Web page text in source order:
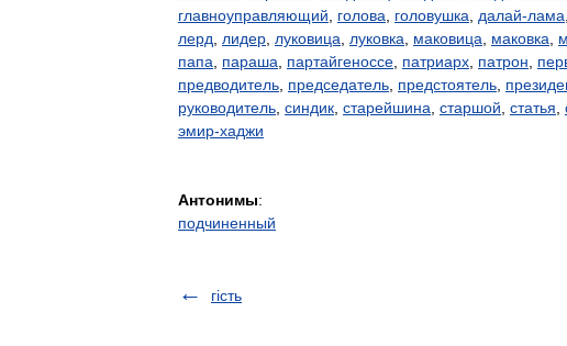
главноуправляющий
голова головушка далай-лама
лерд
лидер луковица луковка маковица маковка
папа
параша партайгеноссе патриарх патрон
предводитель председатель предстоятель
руководитель синдик старейшина старшой статья
эмир-хаджи
Антонимы:
подчиненный
гість